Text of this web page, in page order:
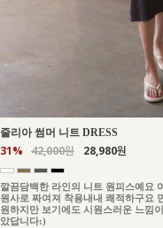
줄리아 썸머 니트 DRESS
31% 42,000원 28,980원
깔끔담백한 라인의 니트 원피스예요
원사로 짜여져 착용내내 쾌적하구요
원하지만 보기에도 시원스러운 느낌
았답니다:)